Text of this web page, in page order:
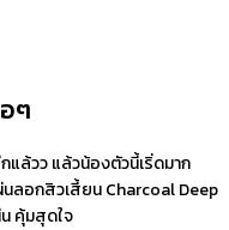
ๆ
แล้วว แล้วน้องตัวนี้เริ่ดมาก
นลอกสิวเสี้ยน Charcoal Deep
คุ้มสุดใจ